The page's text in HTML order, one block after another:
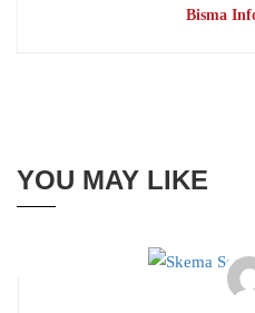
Bisma
YOU MAY LIKE